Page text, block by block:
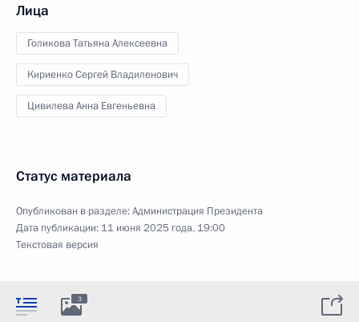
Лица
Голикова Татьяна Алексеевна
Кириенко Сергей Владиленович
Цивилева Анна Евгеньевна
Статус материала
Опубликован в разделе:Администрация Президента
Дата публикации: 11 июня 2025 года, 19:00
Текстовая версия
3